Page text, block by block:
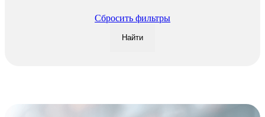
Сбросить фильтры
Найти